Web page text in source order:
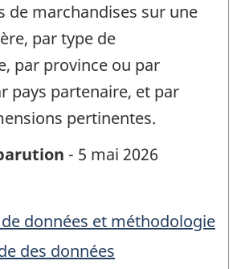
de marchandises sur une
par type de
par province ou par
pays partenaire, et par
pertinentes.
- 5 mai 2026
données et méthodologie
des données